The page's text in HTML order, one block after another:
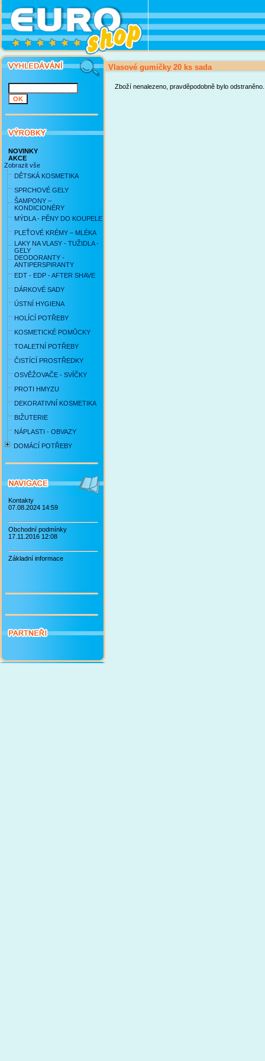
NOVINKY
AKCE
Zobrazit vše
DĚTSKÁ KOSMETIKA
SPRCHOVÉ GELY
ŠAMPONY –
KONDICIONÉRY
MÝDLA - PĚNY DO KOUPELE
PLEŤOVÉ KRÉMY – MLÉKA
LAKY NA VLASY - TUŽIDLA -
GELY
DEODORANTY -
ANTIPERSPIRANTY
EDT - EDP - AFTER SHAVE
DÁRKOVÉ SADY
ÚSTNÍ HYGIENA
HOLÍCÍ POTŘEBY
KOSMETICKÉ POMŮCKY
TOALETNÍ POTŘEBY
ČISTÍCÍ PROSTŘEDKY
OSVĚŽOVAČE - SVÍČKY
PROTI HMYZU
DEKORATIVNÍ KOSMETIKA
BIŽUTERIE
NÁPLASTI - OBVAZY
DOMÁCÍ POTŘEBY
Kontakty
07.08.2024 14:59
Obchodní podmínky
17.11.2016 12:08
Základní informace
Vlasové gumičky 20 ks sada
Zboží nenalezeno, pravděpodobně bylo odstraněno.